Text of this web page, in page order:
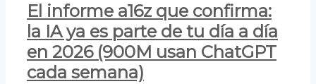
El informe a16z que confirma:
la IA ya es parte de tu día a día
en 2026 (900M usan ChatGPT
cada semana)